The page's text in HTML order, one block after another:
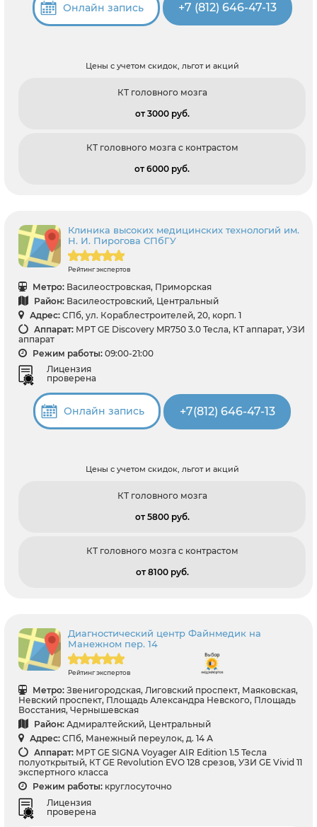
Онлайн запись +7 (812) 646-47-13
Цены с учетом скидок, льгот и акций
КТ головного мозга
от 3000 pуб.
КТ головного мозга с контрастом
от 6000 pуб.
Клиника высоких медицинских технологий им.
Н. И. Пирогова СПбГУ
Рейтинг экспертов
Метро: Василеостровская, Приморская
Район: Василеостровский, Центральный
Адрес: СПб, ул. Кораблестроителей, 20, корп. 1
Аппарат: МРТ GE Discovery MR750 3.0 Тесла, КТ аппарат, УЗИ
аппарат
Режим работы: 09:00-21:00
Лицензия
проверена
Онлайн запись +7(812) 646-47-13
Цены с учетом скидок, льгот и акций
КТ головного мозга
от 5800 pуб.
КТ головного мозга с контрастом
от 8100 pуб.
Диагностический центр Файнмедик на
Манежном пер. 14
Рейтинг экспертов
Метро: Звенигородская, Лиговский проспект, Маяковская,
Невский проспект, Площадь Александра Невского, Площадь
Восстания, Чернышевская
Район: Адмиралтейский, Центральный
Адрес: СПб, Манежный переулок, д. 14 А
Аппарат: МРТ GE SIGNA Voyager AIR Edition 1.5 Тесла
полуоткрытый, КТ GE Revolution EVO 128 срезов, УЗИ GE Vivid 11
экспертного класса
Режим работы: круглосуточно
Лицензия
проверена